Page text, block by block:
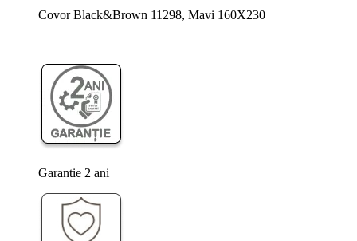
Covor Black&Brown 11298, Mavi 160X230
Garantie 2 ani